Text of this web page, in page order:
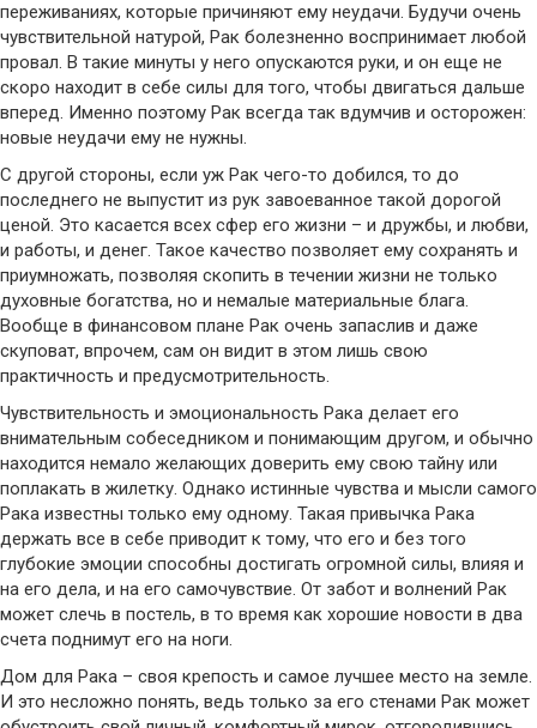
переживаниях, которые причиняют ему неудачи. Будучи очень
чувствительной натурой, Рак болезненно воспринимает любой
провал. В такие минуты у него опускаются руки, и он еще не
скоро находит в себе силы для того, чтобы двигаться дальше
вперед. Именно поэтому Рак всегда так вдумчив и осторожен:
новые неудачи ему не нужны.
С другой стороны, если уж Рак чего-то добился, то до
последнего не выпустит из рук завоеванное такой дорогой
ценой. Это касается всех сфер его жизни – и дружбы, и любви,
и работы, и денег. Такое качество позволяет ему сохранять и
приумножать, позволяя скопить в течении жизни не только
духовные богатства, но и немалые материальные блага.
Вообще в финансовом плане Рак очень запаслив и даже
скуповат, впрочем, сам он видит в этом лишь свою
практичность и предусмотрительность.
Чувствительность и эмоциональность Рака делает его
внимательным собеседником и понимающим другом, и обычно
находится немало желающих доверить ему свою тайну или
поплакать в жилетку. Однако истинные чувства и мысли самого
Рака известны только ему одному. Такая привычка Рака
держать все в себе приводит к тому, что его и без того
глубокие эмоции способны достигать огромной силы, влияя и
на его дела, и на его самочувствие. От забот и волнений Рак
может слечь в постель, в то время как хорошие новости в два
счета поднимут его на ноги.
Дом для Рака – своя крепость и самое лучшее место на земле.
И это несложно понять, ведь только за его стенами Рак может